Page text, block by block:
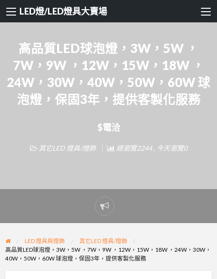
LED燈/LED燈具大賣場
高品質LED球泡燈，3W，5W ，
7W，9W ，12W，15W，18W ，
24W，30W，40W，50W，60W 球
泡燈，保固3年，提供客製化服務
$電洽
其它LED 燈具/燈飾 總瀏覽2244 , 今天瀏覽0
Report
problem
LED 燈具與燈飾
其它LED 燈具/燈飾
高品質LED球泡燈，3W，5W ，7W，9W ，12W，15W，18W ，24W，30W，
40W，50W，60W 球泡燈，保固3年，提供客製化服務